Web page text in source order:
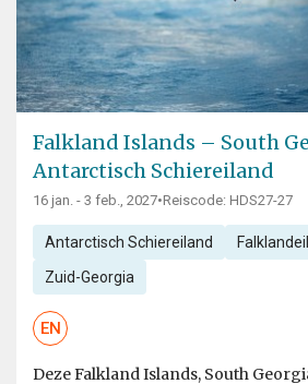
Falkland Islands – South
Antarctisch Schiereiland
16 jan. - 3 feb., 2027•Reiscode: HDS27-27
Antarctisch Schiereiland
Zuid-Georgia
EN
Deze Falkland Islands, South